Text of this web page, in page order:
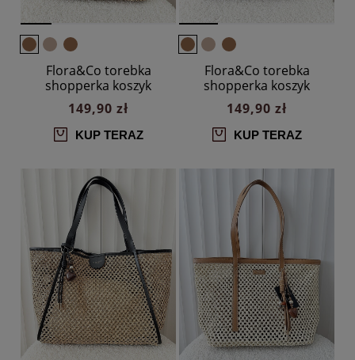
Flora&Co torebka
shopperka koszyk
ciemnobeżowa
149,90 zł
KUP TERAZ
Flora&Co torebka
shopperka koszyk
ciemnobeżowa z
brązowym
149,90 zł
KUP TERAZ